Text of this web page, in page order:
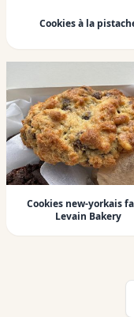
Cookies à la
Cookies new-yorkais
Levain Bakery